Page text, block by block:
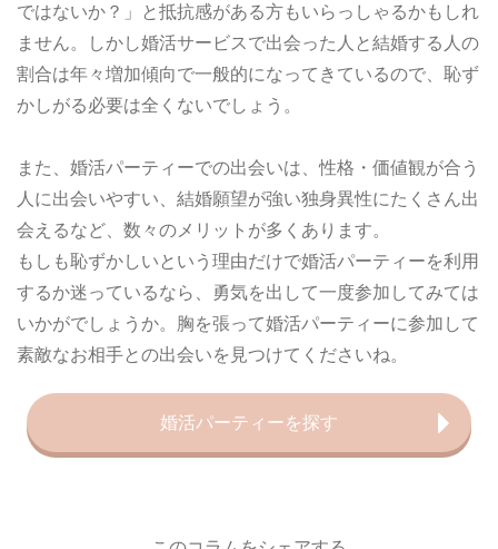
ではないか？」と抵抗感がある方もいらっしゃるかもしれ
ません。しかし婚活サービスで出会った人と結婚する人の
割合は年々増加傾向で一般的になってきているので、恥ず
かしがる必要は全くないでしょう。
また、婚活パーティーでの出会いは、性格・価値観が合う
人に出会いやすい、結婚願望が強い独身異性にたくさん出
会えるなど、数々のメリットが多くあります。
もしも恥ずかしいという理由だけで婚活パーティーを利用
するか迷っているなら、勇気を出して一度参加してみては
いかがでしょうか。胸を張って婚活パーティーに参加して
素敵なお相手との出会いを見つけてくださいね。
婚活パーティーを探す